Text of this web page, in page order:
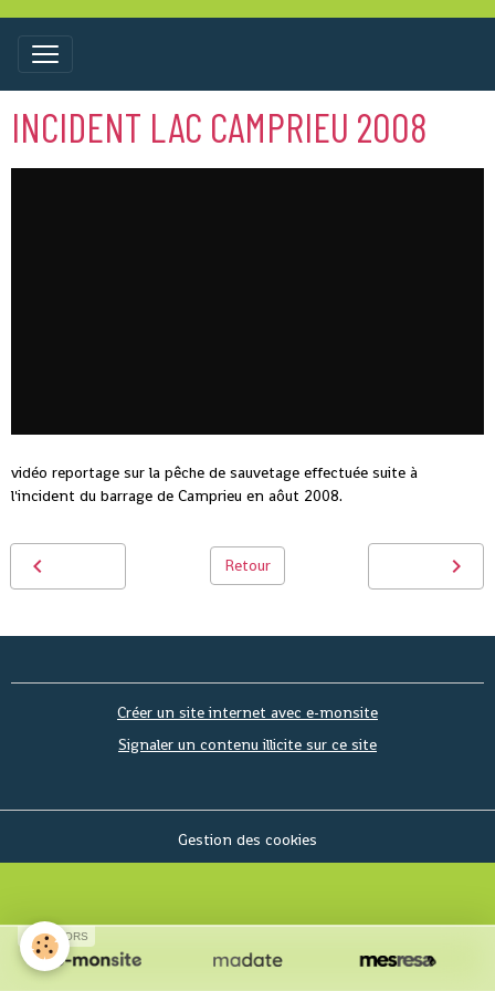
INCIDENT LAC CAMPRIEU 2008
vidéo reportage sur la pêche de sauvetage effectuée suite à
l'incident du barrage de Camprieu en aôut 2008.
Retour
Créer un site internet avec e-monsite
Signaler un contenu illicite sur ce site
Gestion des cookies
SPONSORS